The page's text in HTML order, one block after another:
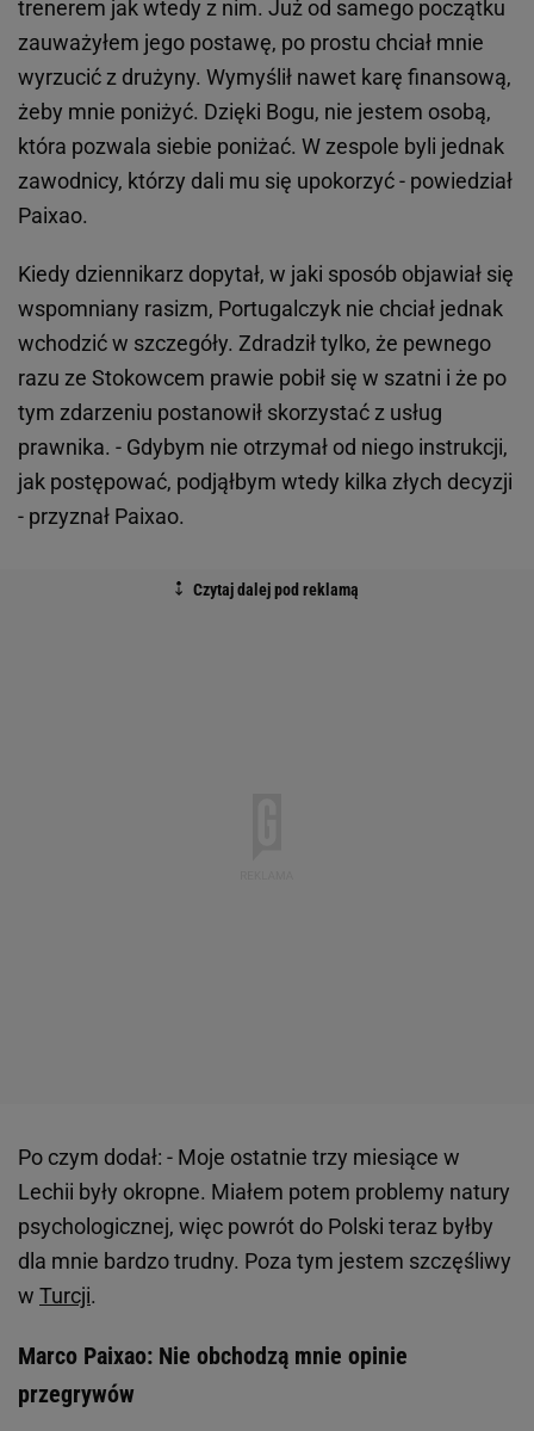
trenerem jak wtedy z nim. Już od samego początku
zauważyłem jego postawę, po prostu chciał mnie
wyrzucić z drużyny. Wymyślił nawet karę finansową,
żeby mnie poniżyć. Dzięki Bogu, nie jestem osobą,
która pozwala siebie poniżać. W zespole byli jednak
zawodnicy, którzy dali mu się upokorzyć - powiedział
Paixao.
Kiedy dziennikarz dopytał, w jaki sposób objawiał się
wspomniany rasizm, Portugalczyk nie chciał jednak
wchodzić w szczegóły. Zdradził tylko, że pewnego
razu ze Stokowcem prawie pobił się w szatni i że po
tym zdarzeniu postanowił skorzystać z usług
prawnika. - Gdybym nie otrzymał od niego instrukcji,
jak postępować, podjąłbym wtedy kilka złych decyzji
- przyznał Paixao.
Po czym dodał: - Moje ostatnie trzy miesiące w
Lechii były okropne. Miałem potem problemy natury
psychologicznej, więc powrót do Polski teraz byłby
dla mnie bardzo trudny. Poza tym jestem szczęśliwy
w Turcji.
Marco Paixao: Nie obchodzą mnie opinie
przegrywów